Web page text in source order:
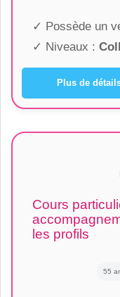
✓ Possède un
✓ Niveaux :
Plus de
Cours
les profils
55